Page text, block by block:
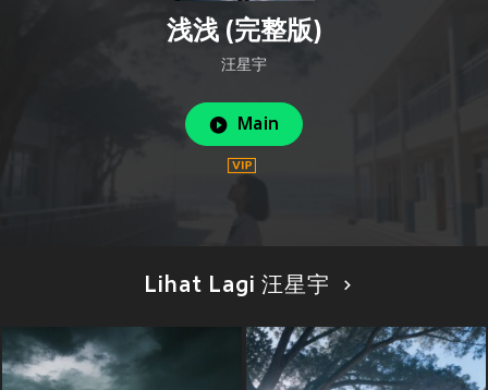
浅浅 (完整版)
汪星宇
Main
Lihat Lagi 汪星宇